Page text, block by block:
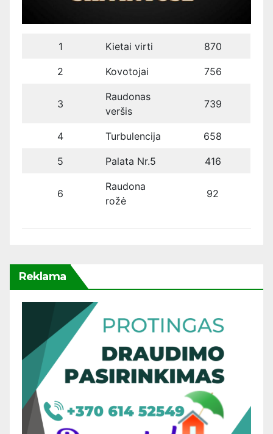
1 Kietai virti 870
2 Kovotojai 756
3
Raudonas
veršis
739
4 Turbulencija 658
5 Palata Nr.5 416
6
Raudona
rožė
92
Reklama